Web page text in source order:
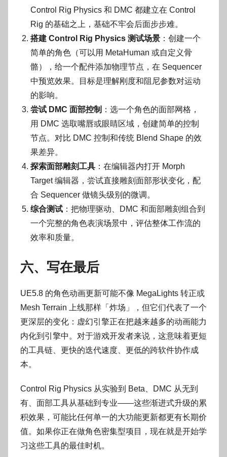
Control Rig Physics 和 DMC 都建立在 Control
Rig 的基础之上，基础不牢会后面步步难。
搭建 Control Rig Physics 测试场景 ：创建一个
简单的角色（可以用 MetaHuman 或自定义骨
骼），给一个配件添加物理节点，在 Sequencer
中预览效果。目标是理解刚度和阻尼参数对运动
的影响。
尝试 DMC 面部控制 ：选一个角色的面部网格，
用 DMC 选取嘴唇或眼睛区域，创建简单的控制
节点。对比 DMC 控制和传统 Blend Shape 的效
果差异。
探索面部雕刻工具 ：在编辑器内打开 Morph
Target 编辑器，尝试直接雕刻面部形状变化，配
合 Sequencer 做镜头级别的微调。
综合测试 ：把物理驱动、DMC 和面部雕刻组合到
一个完整的角色表演场景中，评估整体工作流的
效率和质量。
六、写在最后
UE5.8 的角色动画更新可能不像 MegaLights 转正或
Mesh Terrain 上线那样「炸场」，但它们代表了一个
更深层的变化：虚幻引擎正在把越来越多的动画能力
内化到引擎中。对于游戏开发者来说，这意味着更短
的工具链、更快的迭代速度、更低的跨软件协作成
本。
Control Rig Physics 从实验到 Beta、DMC 从无到
有、面部工具从基础到专业——这些渐进式升级的累
积效果，可能比任何单一的大功能更新都更有长期价
值。如果你正在做角色密集型项目，现在就是开始学
习这些工具的最佳时机。